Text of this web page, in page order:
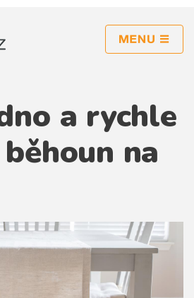
rekonstrukce
kuchyně
obývací pokoj
koupelna
zahrada
osvětlení
a rychle
na